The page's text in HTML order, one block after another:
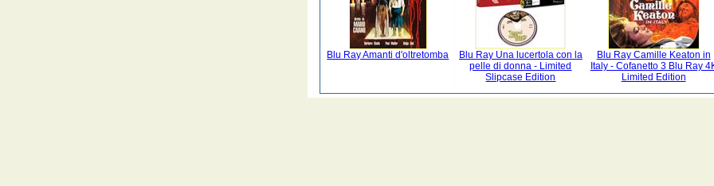
Blu Ray Amanti d'oltretomba
Blu Ray Una lucertola con la
pelle di donna - Limited
Slipcase Edition
Blu Ray Camille Keaton in
Italy - Cofanetto 3 Blu Ray
Limited Edition